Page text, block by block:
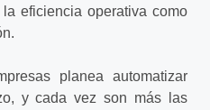
eficiencia operativa como
planea automatizar
y cada vez son más las